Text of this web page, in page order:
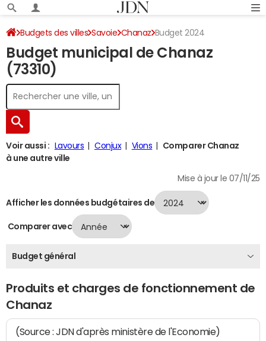
Budgets des villes Savoie Chanaz Budget 2024
Budget municipal de Chanaz
(73310)
Voir aussi : Lavours Conjux Vions
Comparer Chanaz
à une autre ville
Mise à jour le 07/11/25
Afficher les données budgétaires de
Comparer avec
Budget général
Produits et charges de fonctionnement de
Chanaz
(Source : JDN d'après ministère de l'Economie)